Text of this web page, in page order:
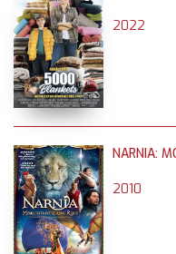
2022
NARNIA:
2010